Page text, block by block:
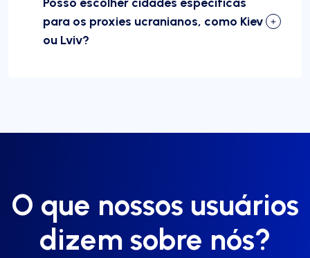
para os proxies ucranianos, como Kiev
ou Lviv?
O que nossos usuários
dizem sobre nós?